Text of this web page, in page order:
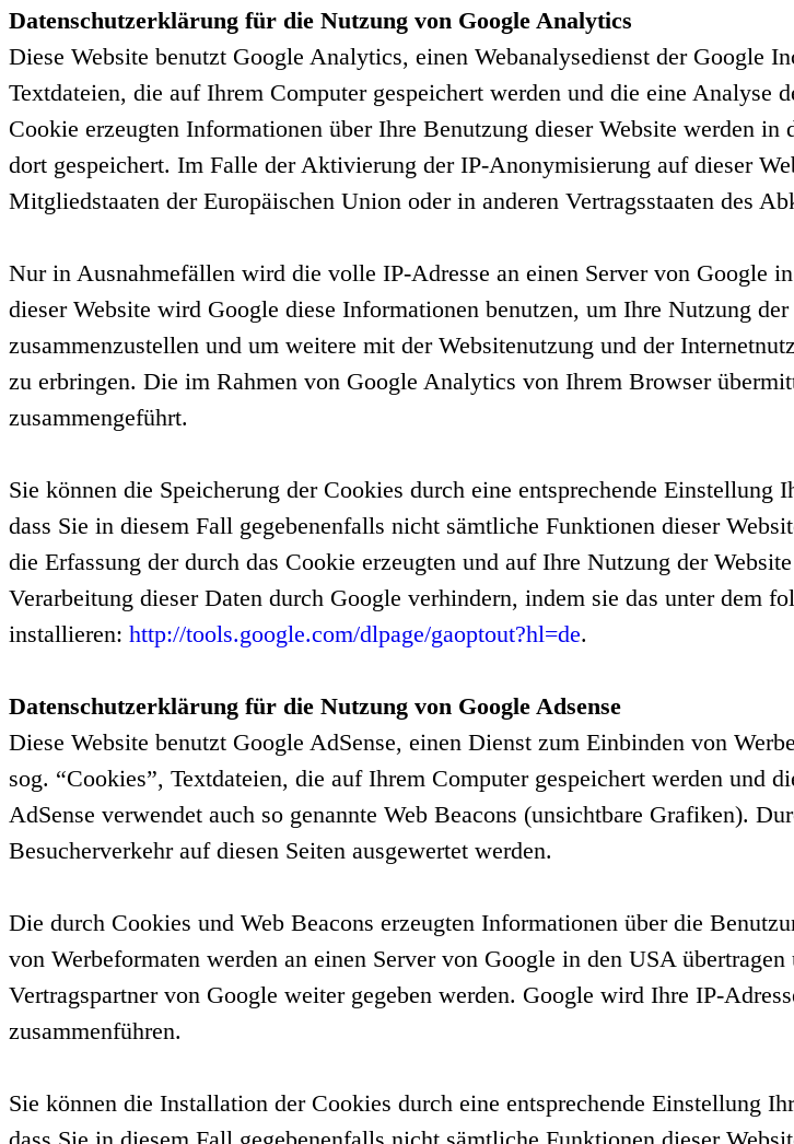
Datenschutzerklärung für die Nutzung von Google Analytics
Diese Website benutzt Google Analytics, einen Webanalysedienst der Google
Textdateien, die auf Ihrem Computer gespeichert werden und die eine Analyse
Cookie erzeugten Informationen über Ihre Benutzung dieser Website werden
dort gespeichert. Im Falle der Aktivierung der IP-Anonymisierung auf dieser
Mitgliedstaaten der Europäischen Union oder in anderen Vertragsstaaten des
Nur in Ausnahmefällen wird die volle IP-Adresse an einen Server von Google
dieser Website wird Google diese Informationen benutzen, um Ihre Nutzung
zusammenzustellen und um weitere mit der Websitenutzung und der
zu erbringen. Die im Rahmen von Google Analytics von Ihrem Browser
zusammengeführt.
Sie können die Speicherung der Cookies durch eine entsprechende
dass Sie in diesem Fall gegebenenfalls nicht sämtliche Funktionen dieser
die Erfassung der durch das Cookie erzeugten und auf Ihre Nutzung der
Verarbeitung dieser Daten durch Google verhindern, indem sie das unter dem
installieren: http://tools.google.com/dlpage/gaoptout?hl=de.
Datenschutzerklärung für die Nutzung von Google Adsense
Diese Website benutzt Google AdSense, einen Dienst zum Einbinden von
sog. “Cookies”, Textdateien, die auf Ihrem Computer gespeichert werden und
AdSense verwendet auch so genannte Web Beacons (unsichtbare Grafiken).
Besucherverkehr auf diesen Seiten ausgewertet werden.
Die durch Cookies und Web Beacons erzeugten Informationen über die
von Werbeformaten werden an einen Server von Google in den USA
Vertragspartner von Google weiter gegeben werden. Google wird Ihre IP-
zusammenführen.
Sie können die Installation der Cookies durch eine entsprechende Einstellung